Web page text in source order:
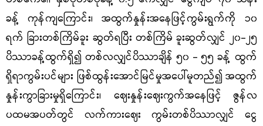
ခန့် ကုန်ကျကြောင်း၊ အထွက်နှုန်းအနေဖြင့်ကွမ်းရွက်ကို ၁၀
ရက် ခြားတစ်ကြိမ်ခူး ဆွတ်ရပြီး တစ်ကြိမ် ခူးဆွတ်လျှင် ၂၀-၂၅
ပိဿာခန့်ထွက်ရှိ၍ တစ်လလျှင်ပိဿာချိန် ၅၀ - ၅၅ ခန့် ထွက်
ရှိရာကွမ်းပင်များ ဖြစ်ထွန်းအောင်မြင်မှုအပေါ်မူတည်၍ အထွက်
နှုန်းကွာခြားမှုရှိကြောင်း၊ ဈေးနှုန်းဈေးကွက်အနေဖြင့်
ဇွန်လ
ပထမအပတ်တွင် လက်ကားဈေး ကွမ်းတစ်ပိဿာလျှင် ငွေ